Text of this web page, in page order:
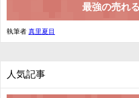
最強の売れ
執筆者 真里夏目
人気記事